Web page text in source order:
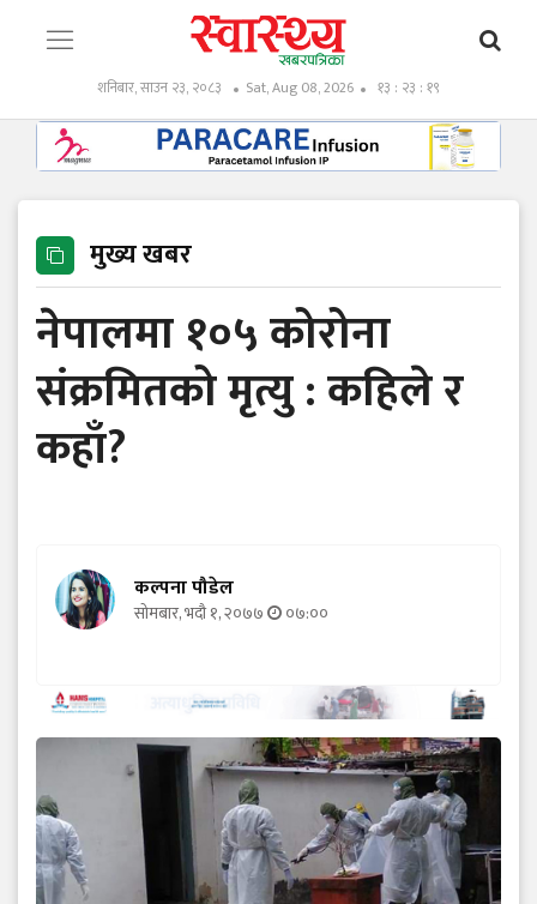
शनिबार, साउन २३, २०८३ Sat, Aug 08, 2026 १३ : २३ : २०
मुख्य खबर
नेपालमा १०५ कोरोना
संक्रमितको मृत्यु : कहिले र
कहाँ?
कल्पना पौडेल
सोमबार, भदौ १, २०७७ ०७:००